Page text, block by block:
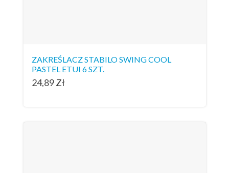
ZAKREŚLACZ STABILO SWING COOL
PASTEL ETUI 6 SZT.
24,89Zł